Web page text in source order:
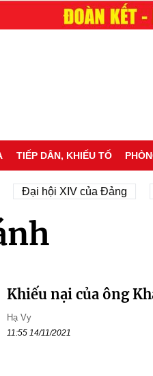
TIẾP DÂN, KHIẾU TỐ
Đại hội XIV của Đảng
Khiếu nại của ông
Hạ Vy
11:55 14/11/2021